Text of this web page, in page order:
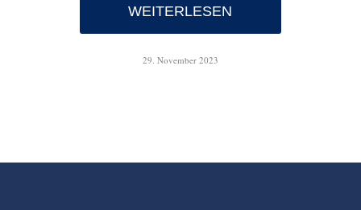
WEITERLESEN
29. November 2023